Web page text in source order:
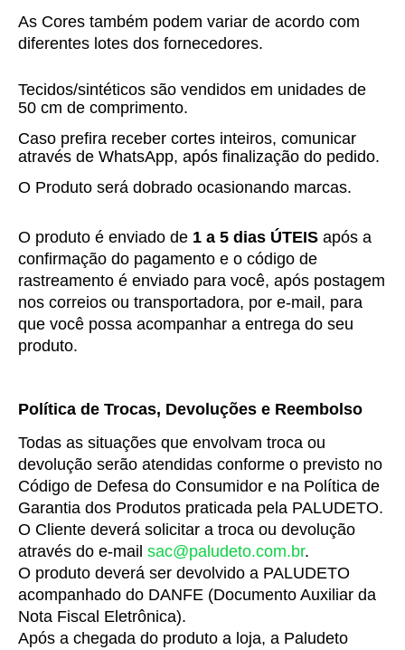
As Cores também podem variar de acordo com
diferentes lotes dos fornecedores.
Tecidos/sintéticos são vendidos em unidades de
50 cm de comprimento.
Caso prefira receber cortes inteiros, comunicar
através de WhatsApp, após finalização do pedido.
O Produto será dobrado ocasionando marcas.
O produto é enviado de 1 a 5 dias ÚTEIS após a
confirmação do pagamento e o código de
rastreamento é enviado para você, após postagem
nos correios ou transportadora, por e-mail, para
que você possa acompanhar a entrega do seu
produto.
Política de Trocas, Devoluções e Reembolso
Todas as situações que envolvam troca ou
devolução serão atendidas conforme o previsto no
Código de Defesa do Consumidor e na Política de
Garantia dos Produtos praticada pela PALUDETO.
O Cliente deverá solicitar a troca ou devolução
através do e-mail sac@paludeto.com.br.
O produto deverá ser devolvido a PALUDETO
acompanhado do DANFE (Documento Auxiliar da
Nota Fiscal Eletrônica).
Após a chegada do produto a loja, a Paludeto